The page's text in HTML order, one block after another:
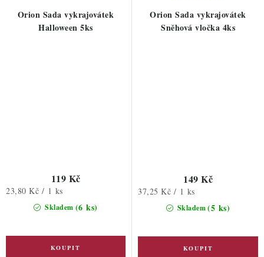
Orion Sada vykrajovátek
Halloween 5ks
Skladem (6 ks)
119 Kč
Měrná
23,80 Kč / 1 ks
Orion Sada vykrajovátek
Sněhová vločka 4ks
Skladem(5 ks)
149 Kč
Měrná
37,25 Kč / 1 ks